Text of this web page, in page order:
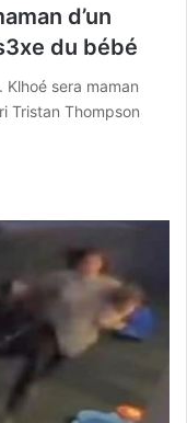
d’un
du bébé
Klhoé sera maman
Tristan Thompson